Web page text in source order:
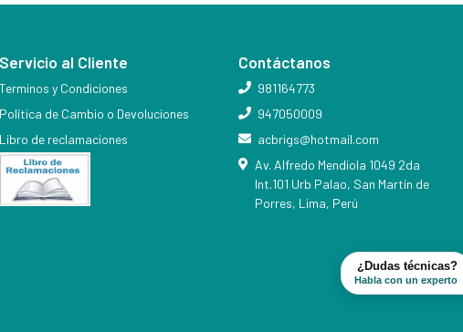
¿Dudas técnicas?
Habla con un experto
Servicio al Cliente
Terminos y Condiciones
Política de Cambio o Devoluciones
Libro de reclamaciones
Contáctanos
981164773
947050009
acbrigs@hotmail.com
Av. Alfredo Mendiola 1049 2da
Int.101 Urb Palao, San Martín de
Porres, Lima, Perú